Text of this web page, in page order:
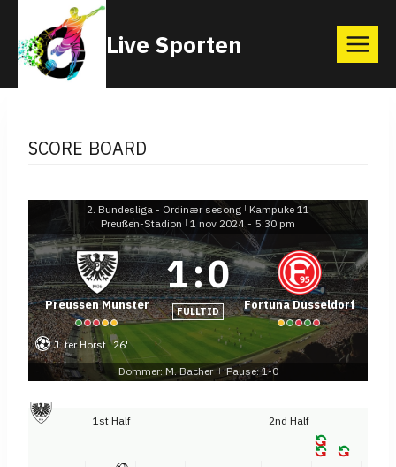
content
Live Sporten
SCORE BOARD
2. Bundesliga - Ordinær sesong | Kampuke 11
Preußen-Stadion | 1 nov 2024 - 5:30 pm
Preussen Munster
1:0
FULLTID Fortuna Dusseldorf
J. ter Horst 26'
Dommer: M. Bacher
| Pause: 1-0
1st Half 2nd Half